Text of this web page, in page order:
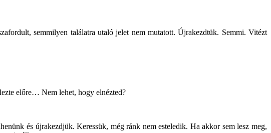
semmilyen találatra utaló jelet nem mutatott. Újrakezdtük. Semmi. Vitézt
előre… Nem lehet, hogy elnézted?
és újrakezdjük. Keressük, még ránk nem esteledik. Ha akkor sem lesz meg,